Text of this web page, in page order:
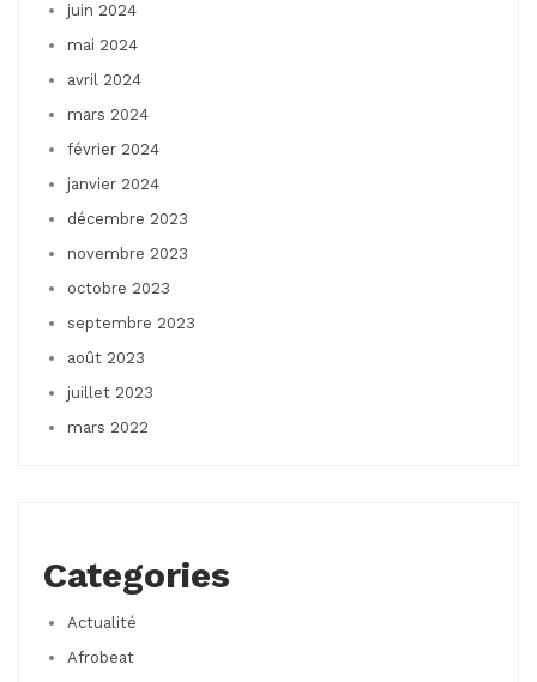
juin 2024
mai 2024
avril 2024
mars 2024
février 2024
janvier 2024
décembre 2023
novembre 2023
octobre 2023
septembre 2023
août 2023
juillet 2023
mars 2022
Categories
Actualité
Afrobeat